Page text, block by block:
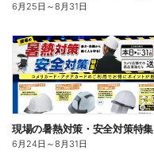
6月25日 ～8月31日
現場の暑熱対策・安全対策特集
6月24日 ～8月31日